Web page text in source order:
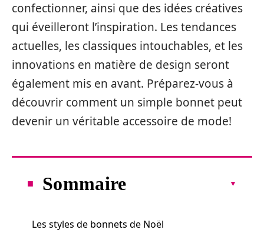
confectionner, ainsi que des idées créatives
qui éveilleront l’inspiration. Les tendances
actuelles, les classiques intouchables, et les
innovations en matière de design seront
également mis en avant. Préparez-vous à
découvrir comment un simple bonnet peut
devenir un véritable accessoire de mode!
Sommaire
Les styles de bonnets de Noël